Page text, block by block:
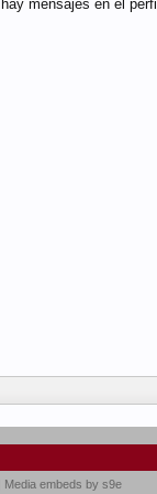
mensajes en el
Media embeds by s9e